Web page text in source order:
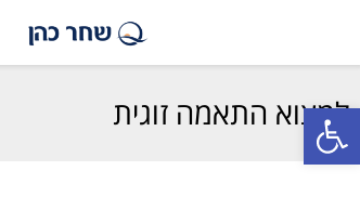
פתח סרגל נגישות
למצוא התאמה זוגית